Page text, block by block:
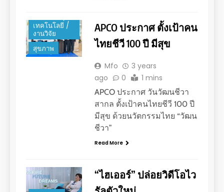
เทคโนโลยี /
งานวิจัย
สุขภาพ
APCO ประกาศ ตั้งเป้าคน
ไทยชีวี 100 ปี มีสุข
Mfo
3 years
ago
0 1 mins
APCO ประกาศ วันวัฒนชีวา
สากล ตั้งเป้าคนไทยชีวี 100 ปี
มีสุข ด้วยนวัตกรรมไทย “วัฒน
ชีวา”
Read More
“ไฮเออร์” ปล่อยวิดีโอไว